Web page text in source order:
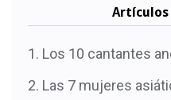
Artículos
Los 10 cantantes
Las 7 mujeres